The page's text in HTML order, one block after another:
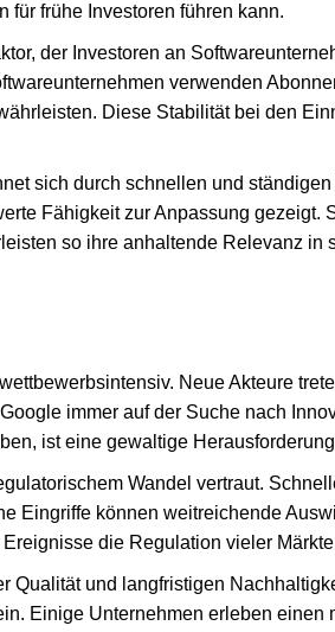
für frühe Investoren führen kann.
der Investoren an
verwenden
Diese Stabilität bei den
sich durch schnellen und ständigen
Fähigkeit zur Anpassung gezeigt.
so ihre anhaltende Relevanz in
Neue Akteure
immer auf der Suche nach
ist eine gewaltige
Wandel vertraut.
Eingriffe können weitreichende
die Regulation vieler
Qualität und langfristigen
Einige Unternehmen erleben einen